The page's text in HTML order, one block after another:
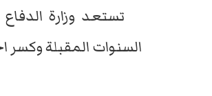
السنوات المقبلة وكسر